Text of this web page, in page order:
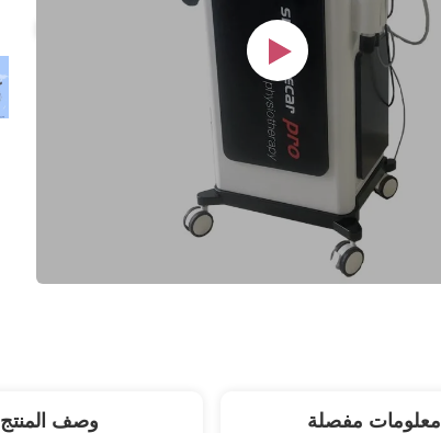
معلومات مفصلة وصف المنتج